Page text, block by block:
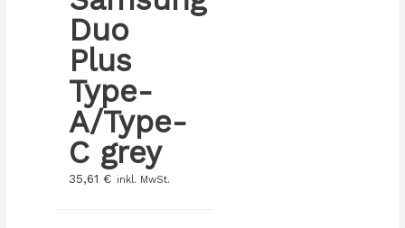
Duo
Plus
Type-
A/Type-
C grey
35,61 € inkl. MwSt.